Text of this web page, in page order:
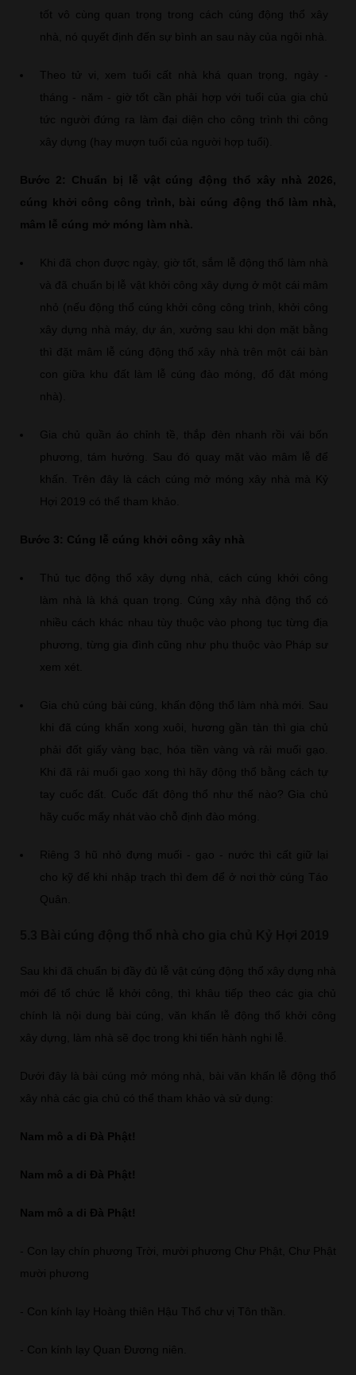
tốt vô cùng quan trọng trong cách cúng động thổ xây
nhà, nó quyết định đến sự bình an sau này của ngôi nhà.
Theo tử vi, xem tuổi cất nhà khá quan trọng, ngày -
tháng - năm - giờ tốt cần phải hợp với tuổi của gia chủ
tức người đứng ra làm đại diện cho công trình thi công
xây dựng (hay mượn tuổi của người hợp tuổi).
Bước 2: Chuẩn bị lễ vật cúng động thổ xây nhà 2026,
cúng khởi công công trình, bài cúng động thổ làm nhà,
mâm lễ cúng mở móng làm nhà.
Khi đã chọn được ngày, giờ tốt, sắm lễ động thổ làm nhà
và đã chuẩn bị lễ vật khởi công xây dựng ở một cái mâm
nhỏ (nếu động thổ cúng khởi công công trình, khởi công
xây dựng nhà máy, dự án, xưởng sau khi dọn mặt bằng
thì đặt mâm lễ cúng động thổ xây nhà trên một cái bàn
con giữa khu đất làm lễ cúng đào móng, đổ đặt móng
nhà).
Gia chủ quần áo chỉnh tề, thắp đèn nhanh rồi vái bốn
phương, tám hướng. Sau đó quay mặt vào mâm lễ để
khấn. Trên đây là cách cúng mở móng xây nhà mà Kỷ
Hợi 2019 có thể tham khảo.
Bước 3: Cúng lễ cúng khởi công xây nhà
Thủ tục động thổ xây dựng nhà, cách cúng khởi công
làm nhà là khá quan trọng. Cúng xây nhà động thổ có
nhiều cách khác nhau tùy thuộc vào phong tục từng địa
phương, từng gia đình cũng như phụ thuộc vào Pháp sư
xem xét.
Gia chủ cúng bài cúng, khấn động thổ làm nhà mới. Sau
khi đã cúng khấn xong xuôi, hương gần tàn thì gia chủ
phải đốt giấy vàng bạc, hóa tiền vàng và rải muối gạo.
Khi đã rải muối gạo xong thì hãy động thổ bằng cách tự
tay cuốc đất. Cuốc đất động thổ như thế nào? Gia chủ
hãy cuốc mấy nhát vào chỗ định đào móng.
Riêng 3 hũ nhỏ đựng muối - gạo - nước thì cất giữ lại
cho kỹ để khi nhập trạch thì đem để ở nơi thờ cúng Táo
Quân.
Sau khi đã chuẩn bị đầy đủ lễ vật cúng động thổ xây dựng nhà
mới để tổ chức lễ khởi công, thì khâu tiếp theo các gia chủ
chính là nội dung bài cúng, văn khấn lễ động thổ khởi công
xây dựng, làm nhà sẽ đọc trong khi tiến hành nghi lễ.
Dưới đây là bài cúng mở móng nhà, bài văn khấn lễ động thổ
xây nhà các gia chủ có thể tham khảo và sử dụng:
Nam mô a di Đà Phật!
Nam mô a di Đà Phật!
Nam mô a di Đà Phật!
- Con lạy chín phương Trời, mười phương Chư Phật, Chư Phật
mười phương
- Con kính lạy Hoàng thiên Hậu Thổ chư vị Tôn thần.
- Con kính lạy Quan Đương niên.